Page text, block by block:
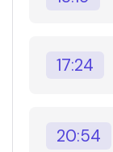
17:24
20:54